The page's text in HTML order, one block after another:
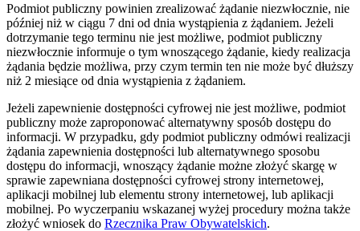
Podmiot publiczny powinien zrealizować żądanie niezwłocznie, nie
później niż w ciągu 7 dni od dnia wystąpienia z żądaniem. Jeżeli
dotrzymanie tego terminu nie jest możliwe, podmiot publiczny
niezwłocznie informuje o tym wnoszącego żądanie, kiedy realizacja
żądania będzie możliwa, przy czym termin ten nie może być dłuższy
niż 2 miesiące od dnia wystąpienia z żądaniem.
Jeżeli zapewnienie dostępności cyfrowej nie jest możliwe, podmiot
publiczny może zaproponować alternatywny sposób dostępu do
informacji. W przypadku, gdy podmiot publiczny odmówi realizacji
żądania zapewnienia dostępności lub alternatywnego sposobu
dostępu do informacji, wnoszący żądanie możne złożyć skargę w
sprawie zapewniana dostępności cyfrowej strony internetowej,
aplikacji mobilnej lub elementu strony internetowej, lub aplikacji
mobilnej. Po wyczerpaniu wskazanej wyżej procedury można także
złożyć wniosek do Rzecznika Praw Obywatelskich.